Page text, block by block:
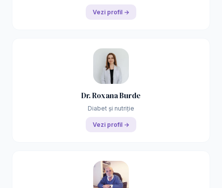
Vezi profil →
Dr. Roxana Burde
Diabet și nutriție
Vezi profil →